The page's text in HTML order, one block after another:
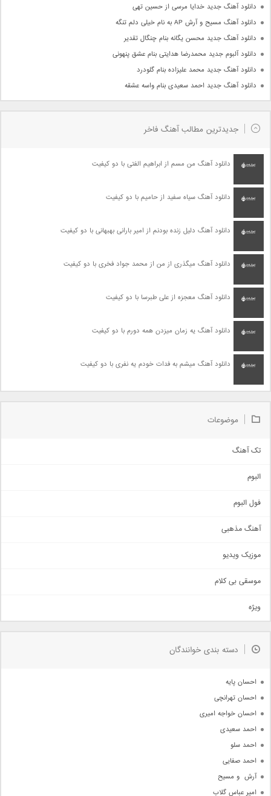
دانلود آهنگ جدید خدایا مرسی از حسین تهی
دانلود آهنگ مسیح و آرش AP به نام خیلی دلم تنگه
دانلود آهنگ جدید محسن یگانه بنام چنگال تقدیر
دانلود آلبوم جدید محمدرضا هدایتی بنام عشق پنهونی
دانلود آهنگ جدید محمد علیزاده بنام گلودرد
دانلود آهنگ جدید احمد سعیدی بنام واسه عشقه
جدیدترین مطالب آهنگ فاخر
دانلود آهنگ من مسم از ابراهیم الفتی با دو کیفیت
دانلود آهنگ سیاه سفید از حامیم با دو کیفیت
دانلود آهنگ دلیل زنده بودنم از امیر بارانی بهبهانی با دو کیفیت
دانلود آهنگ میگذری از من از محمد جواد فخری با دو کیفیت
دانلود آهنگ معجزه از علی طبرسا با دو کیفیت
دانلود آهنگ یه زمان میزدن همه دورم با دو کیفیت
دانلود آهنگ میشم به فدات خودم یه نفری با دو کیفیت
موضوعات
تک آهنگ
اجتماعی
حماسی
سنتی
اهنگ بندرعباسی
دمو
مذهبی
جدیدترین ها
البوم
فول البوم
آهنگ مذهبی
موزیک ویدیو
موسقی بی کلام
ویژه
دسته بندی خوانندگان
احسان پایه
احسان تهرانچی
احسان خواجه امیری
احمد سعیدی
احمد سلو
احمد صفایی
آرش  و مسیح
امیر عباس گلاب